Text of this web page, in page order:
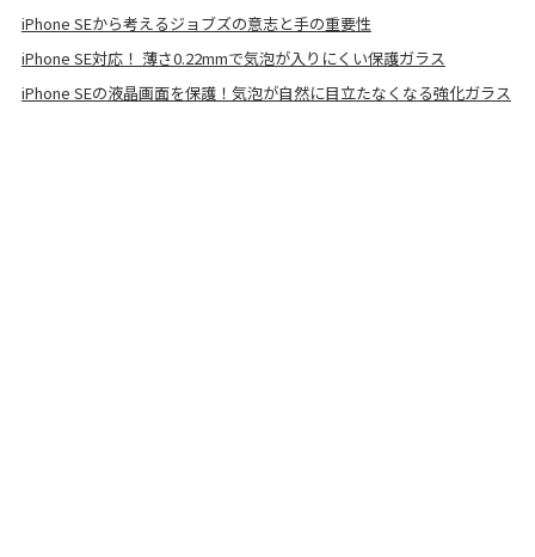
iPhone SEから考えるジョブズの意志と手の重要性
iPhone SE対応！ 薄さ0.22mmで気泡が入りにくい保護ガラス
iPhone SEの液晶画面を保護！気泡が自然に目立たなくなる強化ガラス